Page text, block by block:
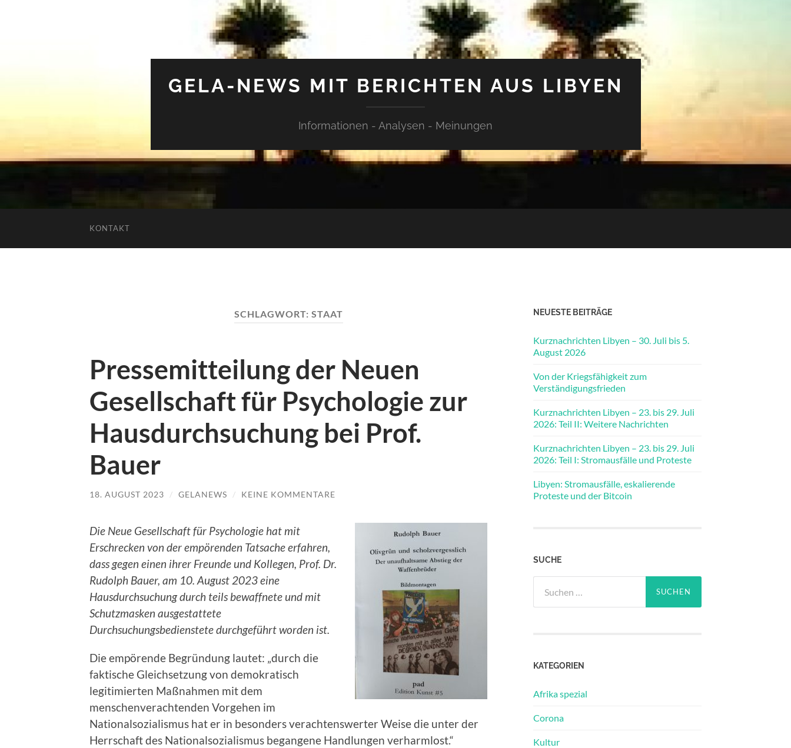
GELA-NEWS MIT BERICHTEN AUS LIBYEN
Informationen - Analysen - Meinungen
KONTAKT
SCHLAGWORT: STAAT
Pressemitteilung der Neuen
Gesellschaft für Psychologie zur
Hausdurchsuchung bei Prof.
Bauer
18. AUGUST 2023 / GELANEWS / KEINE KOMMENTARE
Die Neue Gesellschaft für Psychologie hat mit
Erschrecken von der empörenden Tatsache erfahren,
dass gegen einen ihrer Freunde und Kollegen, Prof. Dr.
Rudolph Bauer, am 10. August 2023 eine
Hausdurchsuchung durch teils bewaffnete und mit
Schutzmasken ausgestattete
Durchsuchungsbedienstete durchgeführt worden ist.
Die empörende Begründung lautet: „durch die
faktische Gleichsetzung von demokratisch
legitimierten Maßnahmen mit dem
menschenverachtenden Vorgehen im
Nationalsozialismus hat er in besonders verachtenswerter Weise die unter der
Herrschaft des Nationalsozialismus begangene Handlungen verharmlost.“
NEUESTE BEITRÄGE
Kurznachrichten Libyen – 30. Juli bis 5.
August 2026
Von der Kriegsfähigkeit zum
Verständigungsfrieden
Kurznachrichten Libyen – 23. bis 29. Juli
2026: Teil II: Weitere Nachrichten
Kurznachrichten Libyen – 23. bis 29. Juli
2026: Teil I: Stromausfälle und Proteste
Libyen: Stromausfälle, eskalierende
Proteste und der Bitcoin
SUCHE
nach:
KATEGORIEN
Afrika spezial
Corona
Kultur